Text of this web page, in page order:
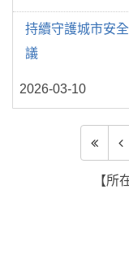
持續守護城市安
議
2026-03-10
【所